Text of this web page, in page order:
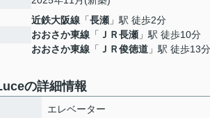
近鉄大阪線 「長瀬 」駅 徒歩2分
おおさか東線 「 ＪＲ長瀬 」駅 徒歩10分
おおさか東線 「 ＪＲ俊徳道 」駅 徒歩13分
の詳細情報
エレベーター